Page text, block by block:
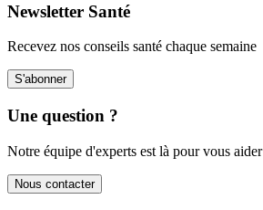
Newsletter Santé
Recevez nos conseils santé chaque semaine
S'abonner
Une question ?
Notre équipe d'experts est là pour vous aider
Nous contacter